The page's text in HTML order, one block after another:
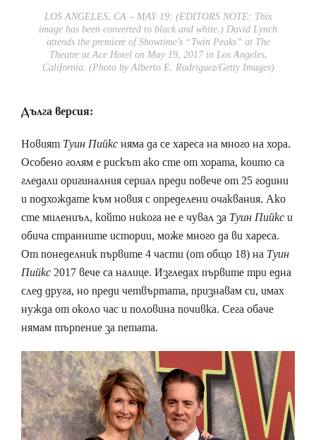
LOS ANGELES, CA – MAY 19: (EDITORS NOTE: This
image has been converted to black and white.) David Lynch
attends the premiere of Showtime’s “Twin Peaks” at The
Theatre at Ace Hotel on May 19, 2017 in Los Angeles,
California. (Photo by Alberto E. Rodriguez/Getty Images)
Дълга версия:
Новият Туин Пийксняма да се хареса на много на хора.
Особено голям е рискът ако сте от хората, които са
гледали оригиналния сериал преди повече от 25 години
и подхождате към новия с определени очаквания. Ако
сте милениъл, който никога не е чувал за Туин Пийкси
обича странните истории, може много да ви хареса.
От понеделник първите 4 части (от общо 18) на Туин
Пийкс2017 вече са налице. Изгледах първите три една
след друга, но преди четвъртата, признавам си, имах
нужда от около час и половина почивка. Сега обаче
нямам търпение за петата.